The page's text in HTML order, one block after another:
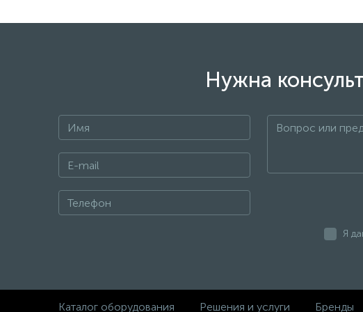
Нужна
Я
Каталог оборудования Решения и услуги Бренды